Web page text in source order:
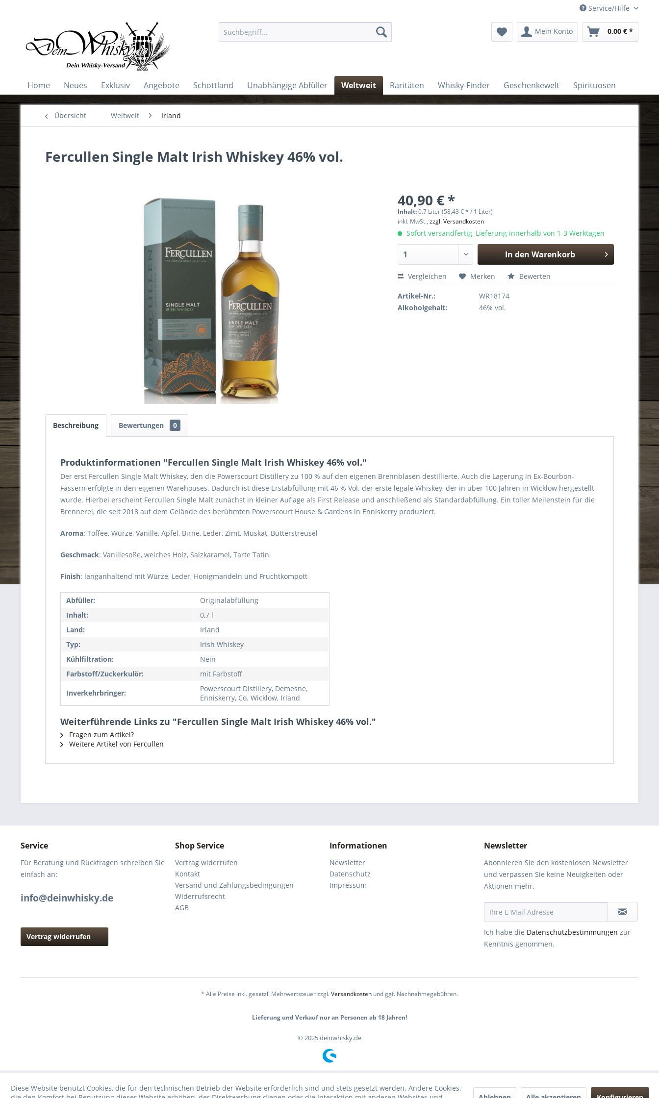
Service/Hilfe
Mein Konto 0,00 € *
Home Neues Exklusiv Angebote Schottland Unabhängige Abfüller Weltweit Raritäten Whisky-Finder Geschenkewelt Spirituosen
Übersicht Weltweit Irland
Fercullen Single Malt Irish Whiskey 46% vol.
40,90 € *
Inhalt:0.7 Liter (58,43 € * / 1 Liter)
inkl. MwSt.,zzgl. Versandkosten
Sofort versandfertig, Lieferung innerhalb von 1-3 Werktagen
In den Warenkorb
Hinzugefügt
Vergleichen Merken Bewerten
Artikel-Nr.:
WR18174
Alkoholgehalt:
46% vol.
Beschreibung Bewertungen 0
Produktinformationen "Fercullen Single Malt Irish Whiskey 46% vol."
Der erst Fercullen Single Malt Whiskey, den die Powerscourt Distillery zu 100 % auf den eigenen Brennblasen destillierte. Auch die Lagerung in Ex-Bourbon-
Fässern erfolgte in den eigenen Warehouses. Dadurch ist diese Erstabfüllung mit 46 % Vol. der erste legale Whiskey, der in über 100 Jahren in Wicklow hergestellt
wurde. Hierbei erscheint Fercullen Single Malt zunächst in kleiner Auflage als First Release und anschließend als Standardabfüllung. Ein toller Meilenstein für die
Brennerei, die seit 2018 auf dem Gelände des berühmten Powerscourt House & Gardens in Enniskerry produziert.
Aroma: Toffee, Würze, Vanille, Apfel, Birne, Leder, Zimt, Muskat, Butterstreusel
Geschmack: Vanillesoße, weiches Holz, Salzkaramel, Tarte Tatin
Finish: langanhaltend mit Würze, Leder, Honigmandeln und Fruchtkompott
Abfüller:
Originalabfüllung
Inhalt:
0,7 l
Land:
Irland
Typ:
Irish Whiskey
Kühlfiltration:
Nein
Farbstoff/Zuckerkulör:
mit Farbstoff
Inverkehrbringer:
Powerscourt Distillery, Demesne,
Enniskerry, Co. Wicklow, Irland
Weiterführende Links zu "Fercullen Single Malt Irish Whiskey 46% vol."
Fragen zum Artikel?
Weitere Artikel von Fercullen
Service
Für Beratung und Rückfragen schreiben Sie
einfach an:
info@deinwhisky.de
Vertrag widerrufen
Shop Service
Vertrag widerrufen
Kontakt
Versand und Zahlungsbedingungen
Widerrufsrecht
AGB
Informationen
Newsletter
Datenschutz
Impressum
Newsletter
Abonnieren Sie den kostenlosen Newsletter
und verpassen Sie keine Neuigkeiten oder
Aktionen mehr.
Ich habe die Datenschutzbestimmungen zur
Kenntnis genommen.
* Alle Preise inkl. gesetzl. Mehrwertsteuer zzgl.Versandkosten und ggf. Nachnahmegebühren.
Lieferung und Verkauf nur an Personen ab 18 Jahren!
© 2025 deinwhisky.de
Diese Website benutzt Cookies, die für den technischen Betrieb der Website erforderlich sind und stets gesetzt werden. Andere Cookies,